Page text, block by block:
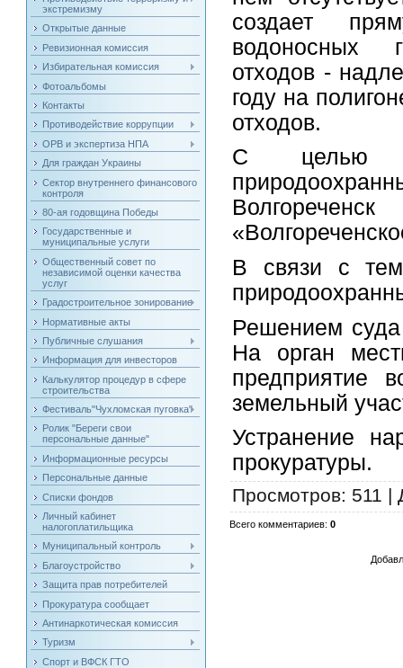
экстремизму
Открытые данные
Ревизионная комиссия
Избирательная комиссия
Фотоальбомы
Контакты
Противодействие коррупции
ОРВ и экспертиза НПА
Для граждан Украины
Сектор внутреннего финансового
контроля
80-ая годовщина Победы
Государственные и
муниципальные услуги
Общественный совет по
независимой оценки качества
услуг
Градостроительное зонирование
Нормативные акты
Публичные слушания
Информация для инвесторов
Калькулятор процедур в сфере
строительства
Фестиваль"Чухломская пуговка"
Ролик "Береги свои
персональные данные"
Информационные ресурсы
Персональные данные
Списки фондов
Личный кабинет
налогоплатильщика
Муниципальный контроль
Благоустройство
Защита прав потребителей
Прокуратура сообщает
Антинаркотическая комиссия
Туризм
Спорт и ВФСК ГТО
создает
водоносных
отходов -
году на
отходов.
С целью
В связи с
Решением суда
На орган
предприятие
земельный
Устранение
прокуратуры.
Просмотров: 511 |
Всего комментариев:0